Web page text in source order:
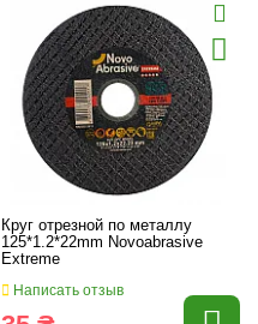
Круг отрезной по металлу
125*1.2*22mm Novoabrasive
Extreme
Написать отзыв